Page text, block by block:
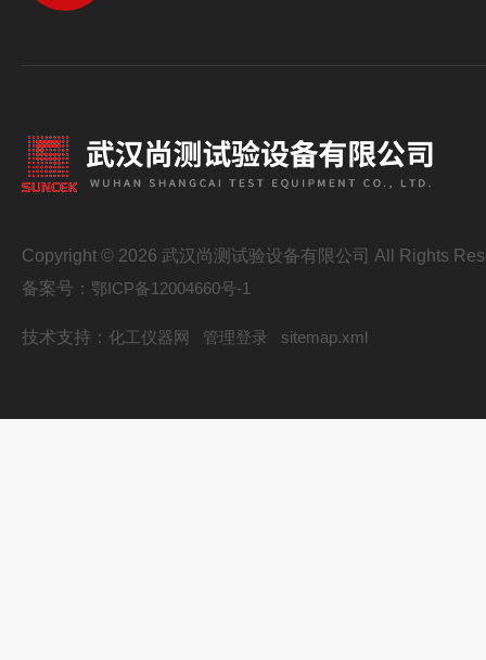
Copyright © 2026 武汉尚测试验设备有限公司 All Rights
备案号： 鄂ICP备12004660号-1
技术支持： 化工仪器网 管理登录 sitemap.xml